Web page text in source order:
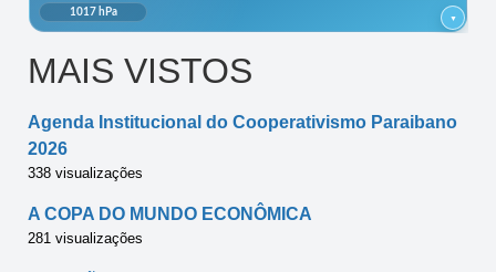
MAIS VISTOS
Agenda Institucional do Cooperativismo Paraibano
2026
338 visualizações
A COPA DO MUNDO ECONÔMICA
281 visualizações